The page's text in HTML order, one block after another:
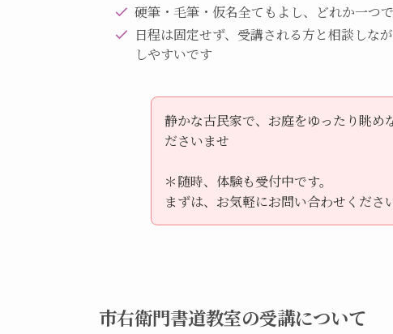
硬筆・毛筆・仮名全てもよし、どれか一つ
日程は固定せず、受講される方と相談しな
しやすいです
静かな古民家で、お庭をゆったり眺め
ださいませ
＊随時、体験も受付中です。
まずは、お気軽にお問い合わせくださ
市右衛門書道教室の受講について